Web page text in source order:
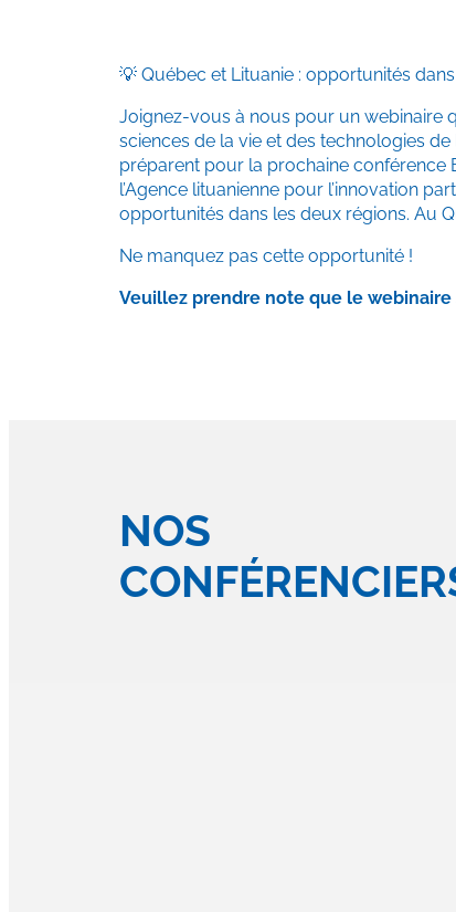
💡 Québec et Lituanie : opportunités
Joignez-vous à nous pour un webinaire
sciences de la vie et des technologies
préparent pour la prochaine conférence
l’Agence lituanienne pour l’innovation
opportunités dans les deux régions. Au
Ne manquez pas cette opportunité !
Veuillez prendre note que le webinaire
NOS